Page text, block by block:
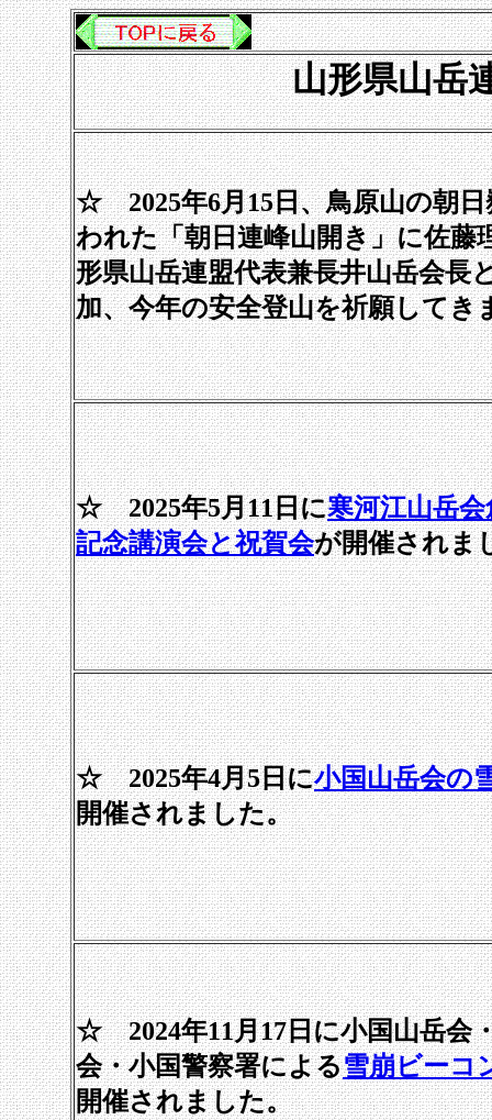
山形県山岳
☆ 2025年6月15日、鳥原山の朝日
われた「朝日連峰山開き」に佐藤
形県山岳連盟代表兼長井山岳会長
加、今年の安全登山を祈願してき
☆ 2025年5月11日に寒河江山岳会
記念講演会と祝賀会が開催されま
☆ 2025年4月5日に小国山岳会の
開催されました。
☆ 2024年11月17日に小国山岳会
会・小国警察署による雪崩ビーコ
開催されました。